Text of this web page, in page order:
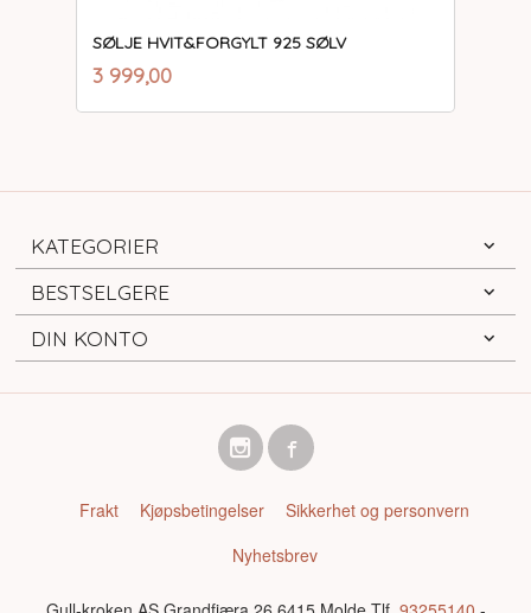
SØLJE HVIT&FORGYLT 925 SØLV
Pris
3 999,00mva.
KATEGORIER
BESTSELGERE
DIN KONTO
Frakt Kjøpsbetingelser
Sikkerhet og personvern
Nyhetsbrev